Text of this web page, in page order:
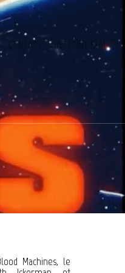
CONTACT REEPOST FILM
Machines, le